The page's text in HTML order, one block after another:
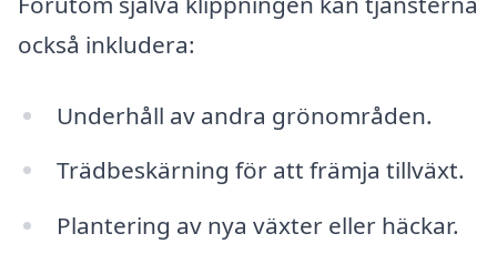
också inkludera:
Underhåll av andra grönområden.
Trädbeskärning för att främja tillväxt.
Plantering av nya växter eller häckar.